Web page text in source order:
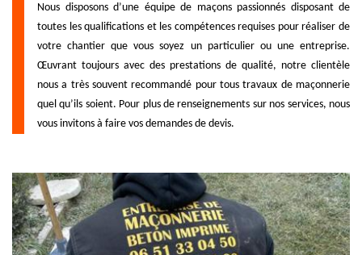
Nous disposons d’une équipe de maçons passionnés disposant de
toutes les qualifications et les compétences requises pour réaliser de
votre chantier que vous soyez un particulier ou une entreprise.
Œuvrant toujours avec des prestations de qualité, notre clientèle
nous a très souvent recommandé pour tous travaux de maçonnerie
quel qu’ils soient. Pour plus de renseignements sur nos services, nous
vous invitons à faire vos demandes de devis.